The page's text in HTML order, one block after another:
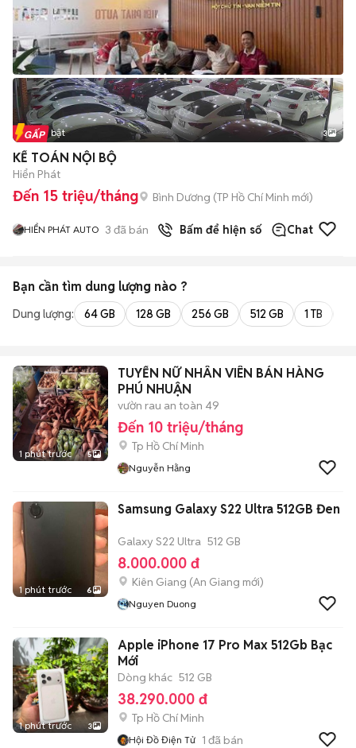
Tin nổi bật 3
KẾ TOÁN NỘI BỘ
Hiển Phát
Đến 15 triệu/tháng Bình Dương (TP Hồ Chí Minh mới)
HIỂN PHÁT AUTO 3 đã bán Bấm để hiện số Chat
Bạn cần tìm dung lượng nào ?
Dung lượng: 64 GB 128 GB 256 GB 512 GB 1 TB
1 phút trước 5
TUYỂN NỮ NHÂN VIÊN BÁN HÀNG
PHÚ NHUẬN
vườn rau an toàn 49
Đến 10 triệu/tháng
Tp Hồ Chí Minh
Nguyễn Hằng
1 phút trước 6
Samsung Galaxy S22 Ultra 512GB Đen
Galaxy S22 Ultra 512 GB
8.000.000 đ
Kiên Giang (An Giang mới)
Nguyen Duong
1 phút trước 3
Apple iPhone 17 Pro Max 512Gb Bạc
Mới
Dòng khác 512 GB
38.290.000 đ
Tp Hồ Chí Minh
Hội Đồ Điện Tử 1 đã bán